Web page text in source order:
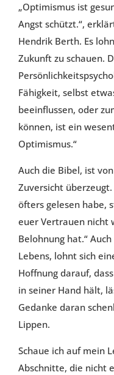
„Optimismus ist
Angst schützt.“,
Hendrik Berth. Es
Zukunft zu schauen.
Fähigkeit, selbst
beeinflussen, oder
können, ist ein
Optimismus.“
Auch die Bibel, ist
Zuversicht
öfters gelesen habe,
euer Vertrauen nicht
Belohnung hat.“
Lebens, lohnt sich
Hoffnung darauf,
in seiner Hand hält,
Gedanke daran
Lippen.
Schaue ich auf mein
Abschnitte, die nicht